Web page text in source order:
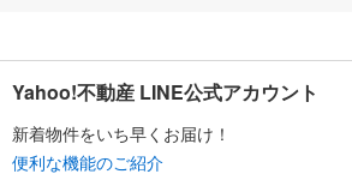
Yahoo!不動産 LINE公式アカウント
新着物件をいち早くお届け！
便利な機能のご紹介